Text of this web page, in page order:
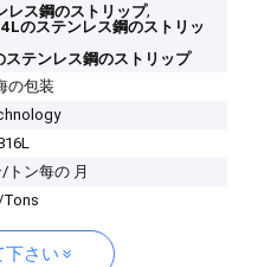
レス鋼のストリップ,
のステンレス鋼のストリッ
テンレス鋼のストリップ
の包装
トン每の 月
Tons
下さい